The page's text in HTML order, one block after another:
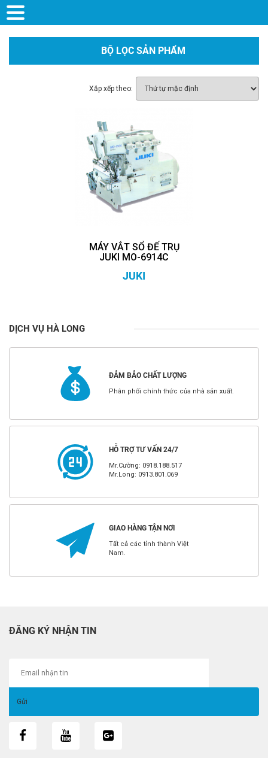
BỘ LỌC SẢN PHẨM
Xắp xếp theo:
MÁY VẮT SỔ ĐẾ TRỤ
JUKI MO-6914C
JUKI
DỊCH VỤ HÀ LONG
ĐẢM BẢO CHẤT LƯỢNG
Phân phối chính thức của nhà sản xuất.
HỖ TRỢ TƯ VẤN 24/7
Mr.Cường: 0918.188.517
Mr.Long: 0913.801.069
GIAO HÀNG TẬN NƠI
Tất cả các tỉnh thành Việt
Nam.
ĐĂNG KÝ NHẬN TIN